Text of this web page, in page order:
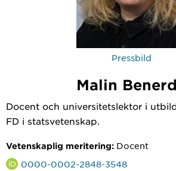
Pressbild
Malin
Docent och universitetslektor i
FD i statsvetenskap.
Vetenskaplig meritering: Docent
0000-0002-2848-3548